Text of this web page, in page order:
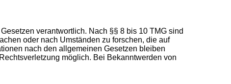
verantwortlich. Nach §§ 8 bis 10 TMG sind
oder nach Umständen zu forschen, die auf
nach den allgemeinen Gesetzen bleiben
möglich. Bei Bekanntwerden von